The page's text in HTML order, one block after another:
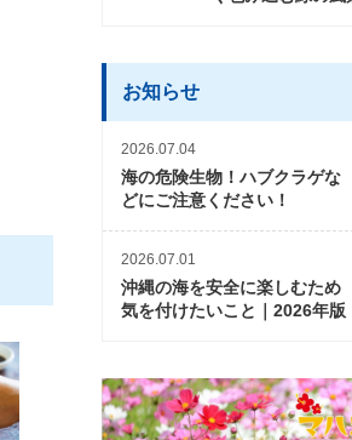
お知らせ
2026.07.04
海の危険生物！ハブクラゲな
どにご注意ください！
2026.07.01
沖縄の海を安全に楽しむため
気を付けたいこと｜2026年版